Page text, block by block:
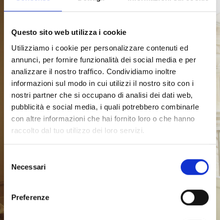
Questo sito web utilizza i cookie
Utilizziamo i cookie per personalizzare contenuti ed
annunci, per fornire funzionalità dei social media e per
analizzare il nostro traffico. Condividiamo inoltre
informazioni sul modo in cui utilizzi il nostro sito con i
nostri partner che si occupano di analisi dei dati web,
pubblicità e social media, i quali potrebbero combinarle
con altre informazioni che hai fornito loro o che hanno
raccolto dal tuo utilizzo dei loro servizi.
z
i
Necessari
Preferenze